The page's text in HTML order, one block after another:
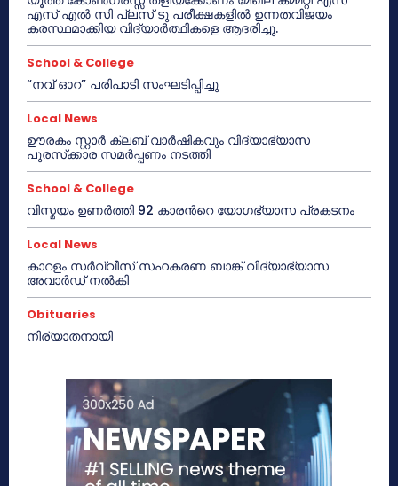
എസ് എൽ സി പ്ലസ് ടു പരീക്ഷകളിൽ ഉന്നതവിജയം
കരസ്ഥമാക്കിയ വിദ്യാർത്ഥികളെ ആദരിച്ചു.
School & College
“നവ് ഓറ” പരിപാടി സംഘടിപ്പിച്ചു
Local News
ഊരകം സ്റ്റാർ ക്ലബ് വാർഷികവും വിദ്യാഭ്യാസ
പുരസ്‌ക്കാര സമർപ്പണം നടത്തി
School & College
വിസ്മയം ഉണർത്തി 92 കാരൻറെ യോഗഭ്യാസ പ്രകടനം
Local News
കാറളം സർവ്വീസ് സഹകരണ ബാങ്ക് വിദ്യാഭ്യാസ
അവാർഡ് നൽകി
Obituaries
നിര്യാതനായി